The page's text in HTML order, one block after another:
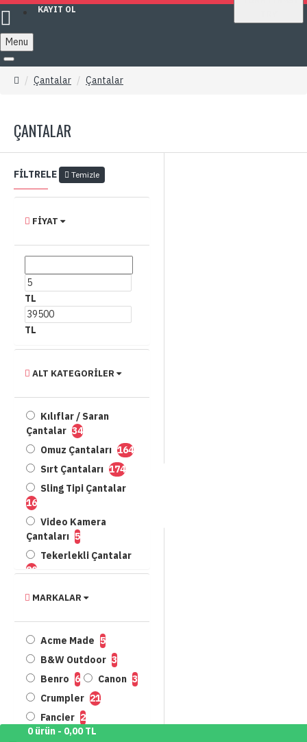
KAYIT OL
Menu
0 ürün - 0,00 TL
Çantalar Çantalar
ÇANTALAR
FILTRELE Temizle
FIYAT
TL
TL
ALT KATEGORILER
Kılıflar / Saran
Çantalar 34
Omuz Çantaları 164
Sırt Çantaları 174
Sling Tipi Çantalar
16
Video Kamera
Çantaları 5
Tekerlekli Çantalar
20
Çantalar 10
Kompakt Kamera
Çantaları
33
Bel Çantaları
2
MARKALAR
Acme Made 5
B&W Outdoor 3
Benro 6 Canon 3
Crumpler 21
Fancier 2
Gitzo 1 HPRC